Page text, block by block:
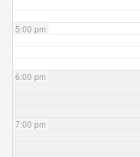
5:00 pm
6:00 pm
7:00 pm